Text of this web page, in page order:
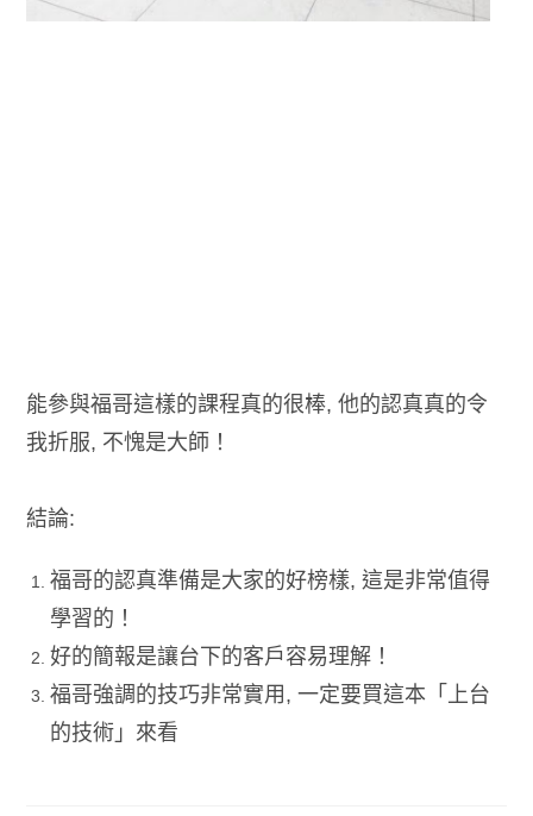
能參與福哥這樣的課程真的很棒, 他的認真真的令
我折服, 不愧是大師！
結論:
福哥的認真準備是大家的好榜樣, 這是非常值得
學習的！
好的簡報是讓台下的客戶容易理解！
福哥強調的技巧非常實用, 一定要買這本「上台
的技術」來看